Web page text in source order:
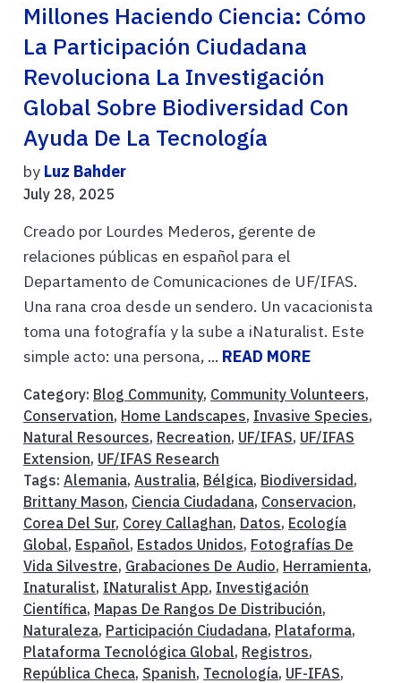
Millones Haciendo Ciencia: Cómo
La Participación Ciudadana
Revoluciona La Investigación
Global Sobre Biodiversidad Con
Ayuda De La Tecnología
by Luz Bahder
July 28, 2025
Creado por Lourdes Mederos, gerente de
relaciones públicas en español para el
Departamento de Comunicaciones de UF/IFAS.
Una rana croa desde un sendero. Un vacacionista
toma una fotografía y la sube a iNaturalist. Este
simple acto: una persona, ... READ MORE
Category: Blog Community, Community Volunteers,
Conservation, Home Landscapes, Invasive Species,
Natural Resources, Recreation, UF/IFAS, UF/IFAS
Extension, UF/IFAS Research
Tags: Alemania, Australia, Bélgica, Biodiversidad,
Brittany Mason, Ciencia Ciudadana, Conservacion,
Corea Del Sur, Corey Callaghan, Datos, Ecología
Global, Español, Estados Unidos, Fotografías De
Vida Silvestre, Grabaciones De Audio, Herramienta,
Inaturalist, INaturalist App, Investigación
Científica, Mapas De Rangos De Distribución,
Naturaleza, Participación Ciudadana, Plataforma,
Plataforma Tecnológica Global, Registros,
República Checa, Spanish, Tecnología, UF-IFAS,